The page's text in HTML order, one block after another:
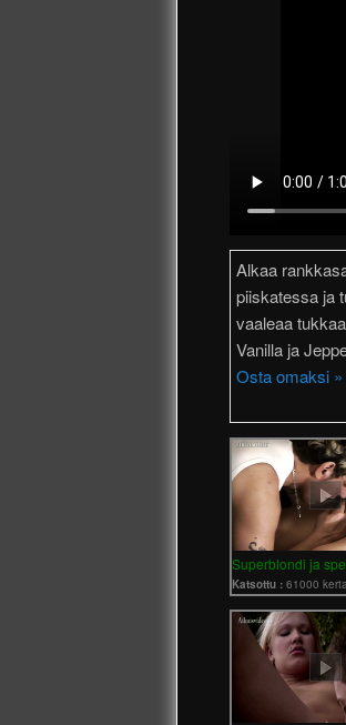
Alkaa
piiskatessa ja
vaaleaa
Vanilla ja
Osta omaksi »
Superblondi ja
Katsottu :61000